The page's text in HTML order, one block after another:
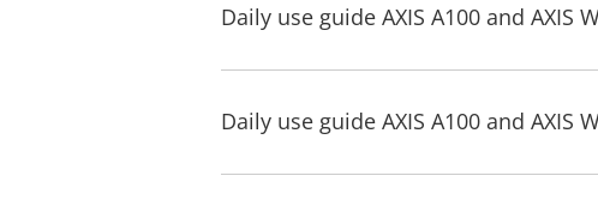
Daily use guide AXIS A100 and AXIS
Daily use guide AXIS A100 and AXIS